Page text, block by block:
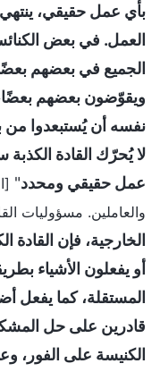
بأي عمل حقيقي،
العمل. في بعض
الجميع في بعضهم
ويقوّضون بعضهم
نفسه أن يُستبعدوا من
لا يُحرّك القادة الكذبة
عمل حقيقي ومحدد"
والعاملين. مسؤوليات
الخارجية، فإن القادة
أو يفعلون الأشياء
المستقلة، كما يفعل
قادرين على حل
الكنيسة على الفور،